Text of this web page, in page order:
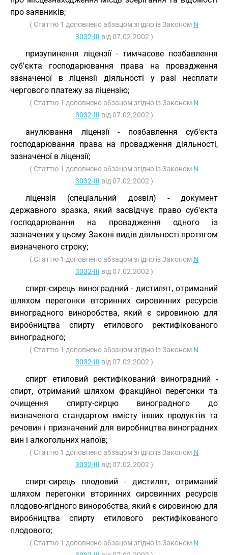
про заявників;
( Статтю 1 доповнено абзацом згідно із Законом N
3032-III від 07.02.2002 )
призупинення ліцензії - тимчасове позбавлення
суб'єкта господарювання права на провадження
зазначеної в ліцензії діяльності у разі несплати
чергового платежу за ліцензію;
( Статтю 1 доповнено абзацом згідно із Законом N
3032-III від 07.02.2002 )
анулювання ліцензії - позбавлення суб'єкта
господарювання права на провадження діяльності,
зазначеної в ліцензії;
( Статтю 1 доповнено абзацом згідно із Законом N
3032-III від 07.02.2002 )
ліцензія (спеціальний дозвіл) - документ
державного зразка, який засвідчує право суб'єкта
господарювання на провадження одного із
зазначених у цьому Законі видів діяльності протягом
визначеного строку;
( Статтю 1 доповнено абзацом згідно із Законом N
3032-III від 07.02.2002 )
спирт-сирець виноградний - дистилят, отриманий
шляхом перегонки вторинних сировинних ресурсів
виноградного виноробства, який є сировиною для
виробництва спирту етилового ректифікованого
виноградного;
( Статтю 1 доповнено абзацом згідно із Законом N
3032-III від 07.02.2002 )
спирт етиловий ректифікований виноградний -
спирт, отриманий шляхом фракційної перегонки та
очищення спирту-сирцю виноградного до
визначеного стандартом вмісту інших продуктів та
речовин і призначений для виробництва виноградних
вин і алкогольних напоїв;
( Статтю 1 доповнено абзацом згідно із Законом N
3032-III від 07.02.2002 )
спирт-сирець плодовий - дистилят, отриманий
шляхом перегонки вторинних сировинних ресурсів
плодово-ягідного виноробства, який є сировиною для
виробництва спирту етилового ректифікованого
плодового;
( Статтю 1 доповнено абзацом згідно із Законом N